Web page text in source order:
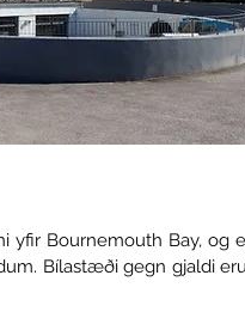
yfir Bournemouth Bay,
Bílastæði gegn gjaldi